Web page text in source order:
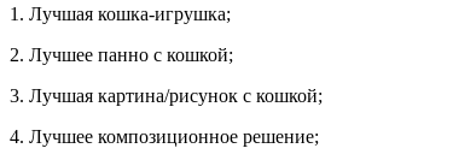
1. Лучшая кошка-игрушка;
2. Лучшее панно с кошкой;
3. Лучшая картина/рисунок с кошкой;
4. Лучшее композиционное решение;